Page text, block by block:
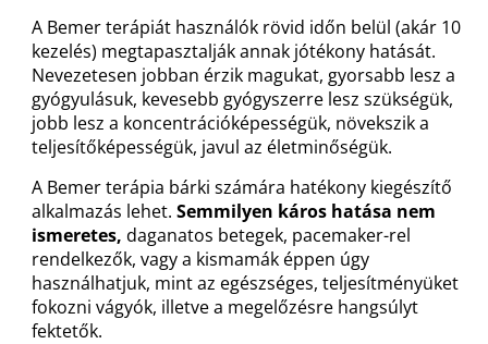
A Bemer terápiát használók rövid időn belül (akár 10
kezelés) megtapasztalják annak jótékony hatását.
Nevezetesen jobban érzik magukat, gyorsabb lesz a
gyógyulásuk, kevesebb gyógyszerre lesz szükségük,
jobb lesz a koncentrációképességük, növekszik a
teljesítőképességük, javul az életminőségük.
A Bemer terápia bárki számára hatékony kiegészítő
alkalmazás lehet. Semmilyen káros hatása nem
ismeretes, daganatos betegek, pacemaker-rel
rendelkezők, vagy a kismamák éppen úgy
használhatjuk, mint az egészséges, teljesítményüket
fokozni vágyók, illetve a megelőzésre hangsúlyt
fektetők.